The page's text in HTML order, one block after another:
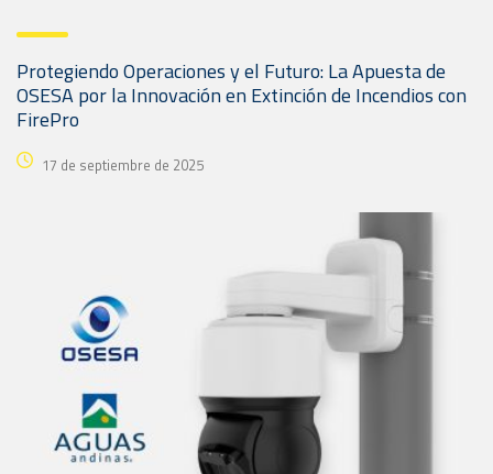
Protegiendo Operaciones y el Futuro: La Apuesta de
OSESA por la Innovación en Extinción de Incendios con
FirePro
17 de septiembre de 2025